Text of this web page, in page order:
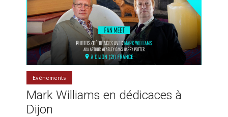
Evénements
Mark Williams en dédicaces à
Dijon